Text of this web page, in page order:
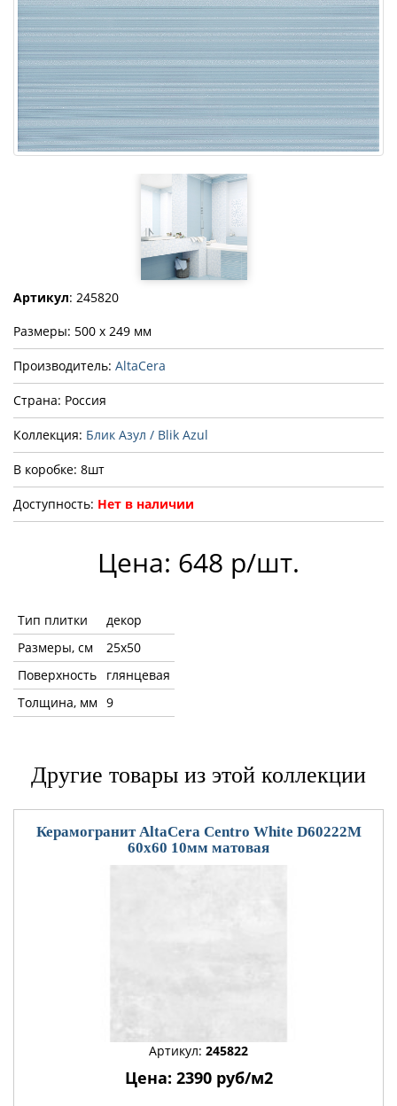
Артикул: 245820
Размеры: 500 x 249 мм
Производитель: AltaCera
Страна: Россия
Коллекция: Блик Азул / Blik Azul
В коробке: 8шт
Доступность: Нет в наличии
Цена: 648 р/шт.
Тип плитки
декор
Размеры, см
25x50
Поверхность
глянцевая
Толщина, мм 9
Другие товары из этой коллекции
Керамогранит AltaCera Centro White D60222M
60x60 10мм матовая
Артикул: 245822
Цена: 2390 руб/м2